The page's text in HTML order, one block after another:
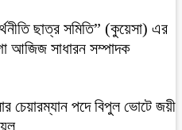
ছাত্র সমিতি” (কুয়েসা) এর
আজিজ সাধারন সম্পাদক
চেয়ারম্যান পদে বিপুল ভোটে জয়ী